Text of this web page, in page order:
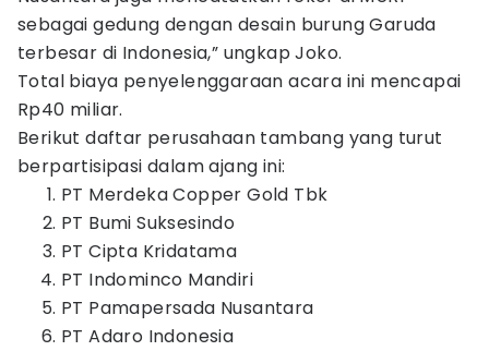
sebagai gedung dengan desain burung Garuda
terbesar di Indonesia,” ungkap Joko.
Total biaya penyelenggaraan acara ini mencapai
Rp40 miliar.
Berikut daftar perusahaan tambang yang turut
berpartisipasi dalam ajang ini:
PT Merdeka Copper Gold Tbk
PT Bumi Suksesindo
PT Cipta Kridatama
PT Indominco Mandiri
PT Pamapersada Nusantara
PT Adaro Indonesia